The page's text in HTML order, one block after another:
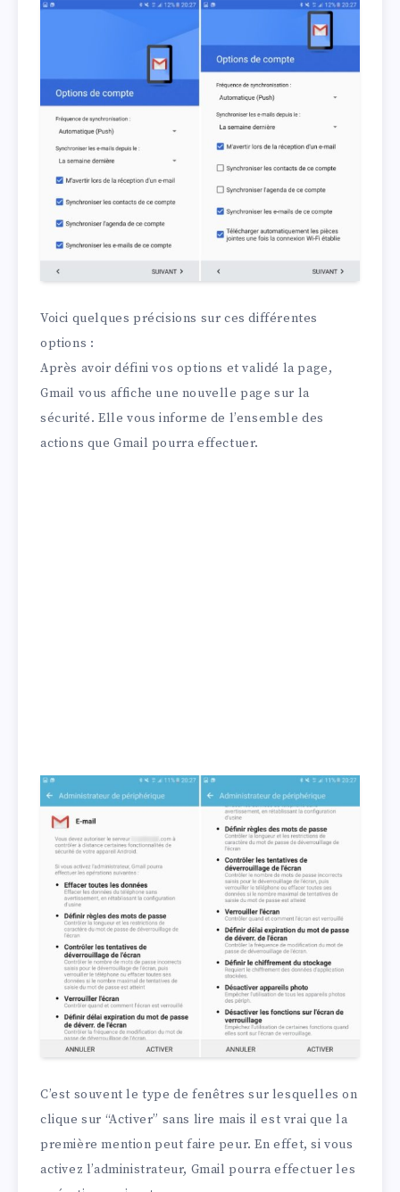
Voici quelques précisions sur ces différentes
options :
Après avoir défini vos options et validé la page,
Gmail vous affiche une nouvelle page sur la
sécurité. Elle vous informe de l’ensemble des
actions que Gmail pourra effectuer.
C’est souvent le type de fenêtres sur lesquelles on
clique sur “Activer” sans lire mais il est vrai que la
première mention peut faire peur. En effet, si vous
activez l’administrateur, Gmail pourra effectuer les